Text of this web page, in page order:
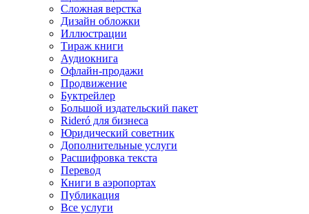
Сложная верстка
Дизайн обложки
Иллюстрации
Тираж книги
Аудиокнига
Офлайн-продажи
Продвижение
Буктрейлер
Большой издательский пакет
Rideró для бизнеса
Юридический советник
Дополнительные услуги
Расшифровка текста
Перевод
Книги в аэропортах
Публикация
Все услуги